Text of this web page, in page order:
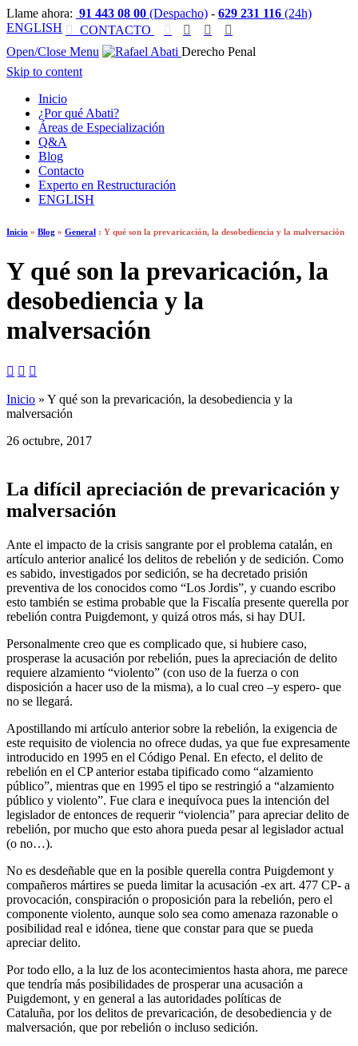
Llame ahora: 91 443 08 00 (Despacho) - 629 231 116 (24h)
ENGLISH  CONTACTO   

Open/Close Menu
Derecho Penal
Skip to content
Inicio
¿Por qué Abati?
Áreas de Especialización
Q&A
Blog
Contacto
Experto en Restructuración
ENGLISH
Inicio » Blog » General : Y qué son la prevaricación, la desobediencia y la malversación
Y qué son la prevaricación, la
desobediencia y la
malversación
  
Inicio » Y qué son la prevaricación, la desobediencia y la
malversación
26 octubre, 2017
La difícil apreciación de prevaricación y
malversación
Ante el impacto de la crisis sangrante por el problema catalán, en
artículo anterior analicé los delitos de rebelión y de sedición. Como
es sabido, investigados por sedición, se ha decretado prisión
preventiva de los conocidos como “Los Jordis”, y cuando escribo
esto también se estima probable que la Fiscalía presente querella por
rebelión contra Puigdemont, y quizá otros más, si hay DUI.
Personalmente creo que es complicado que, si hubiere caso,
prosperase la acusación por rebelión, pues la apreciación de delito
requiere alzamiento “violento” (con uso de la fuerza o con
disposición a hacer uso de la misma), a lo cual creo –y espero- que
no se llegará.
Apostillando mi artículo anterior sobre la rebelión, la exigencia de
este requisito de violencia no ofrece dudas, ya que fue expresamente
introducido en 1995 en el Código Penal. En efecto, el delito de
rebelión en el CP anterior estaba tipificado como “alzamiento
público”, mientras que en 1995 el tipo se restringió a “alzamiento
público y violento”. Fue clara e inequívoca pues la intención del
legislador de entonces de requerir “violencia” para apreciar delito de
rebelión, por mucho que esto ahora pueda pesar al legislador actual
(o no…).
No es desdeñable que en la posible querella contra Puigdemont y
compañeros mártires se pueda limitar la acusación -ex art. 477 CP- a
provocación, conspiración o proposición para la rebelión, pero el
componente violento, aunque solo sea como amenaza razonable o
posibilidad real e idónea, tiene que constar para que se pueda
apreciar delito.
Por todo ello, a la luz de los acontecimientos hasta ahora, me parece
que tendría más posibilidades de prosperar una acusación a
Puigdemont, y en general a las autoridades políticas de
Cataluña, por los delitos de prevaricación, de desobediencia y de
malversación, que por rebelión o incluso sedición.